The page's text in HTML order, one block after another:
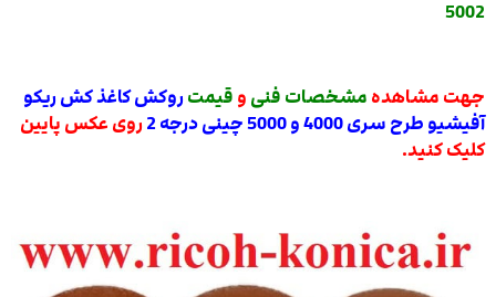
5002
جهت مشاهده مشخصات فنی و قیمت روکش کاغذ کش ریکو
آفیشیو طرح سری 4000 و 5000 چینی درجه 2
روی عکس پایین
کلیک کنید.